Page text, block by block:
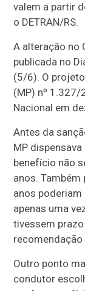
valem a partir
o DETRAN/RS.
A alteração no
publicada no
(5/6). O
(MP) nº 1.327/
Nacional em
Antes da
MP
benefício não
anos.
anos
apenas uma
tivessem
recomendação
Outro ponto
condutor